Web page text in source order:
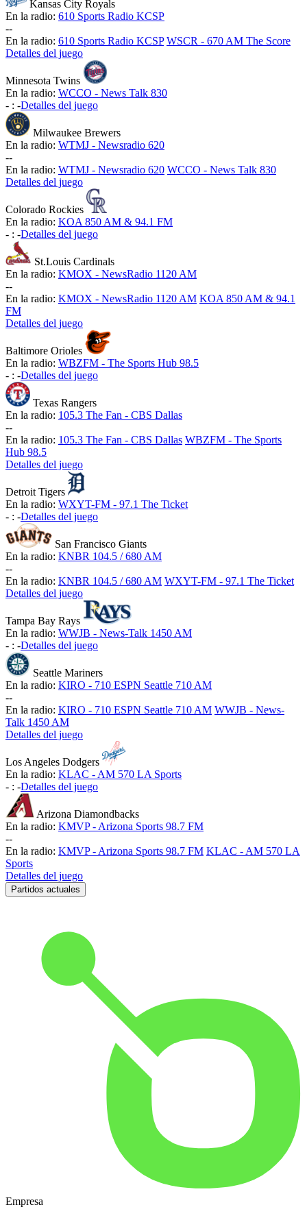
Kansas City Royals
En la radio: 610 Sports Radio KCSP
--
En la radio: 610 Sports Radio KCSP WSCR - 670 AM The Score
Detalles del juego
Minnesota Twins
En la radio: WCCO - News Talk 830
- : -Detalles del juego
Milwaukee Brewers
En la radio: WTMJ - Newsradio 620
--
En la radio: WTMJ - Newsradio 620 WCCO - News Talk 830
Detalles del juego
Colorado Rockies
En la radio: KOA 850 AM & 94.1 FM
- : -Detalles del juego
St.Louis Cardinals
En la radio: KMOX - NewsRadio 1120 AM
--
En la radio: KMOX - NewsRadio 1120 AM KOA 850 AM & 94.1
FM
Detalles del juego
Baltimore Orioles
En la radio: WBZFM - The Sports Hub 98.5
- : -Detalles del juego
Texas Rangers
En la radio: 105.3 The Fan - CBS Dallas
--
En la radio: 105.3 The Fan - CBS Dallas WBZFM - The Sports
Hub 98.5
Detalles del juego
Detroit Tigers
En la radio: WXYT-FM - 97.1 The Ticket
- : -Detalles del juego
San Francisco Giants
En la radio: KNBR 104.5 / 680 AM
--
En la radio: KNBR 104.5 / 680 AM WXYT-FM - 97.1 The Ticket
Detalles del juego
Tampa Bay Rays
En la radio: WWJB - News-Talk 1450 AM
- : -Detalles del juego
Seattle Mariners
En la radio: KIRO - 710 ESPN Seattle 710 AM
--
En la radio: KIRO - 710 ESPN Seattle 710 AM WWJB - News-
Talk 1450 AM
Detalles del juego
Los Angeles Dodgers
En la radio: KLAC - AM 570 LA Sports
- : -Detalles del juego
Arizona Diamondbacks
En la radio: KMVP - Arizona Sports 98.7 FM
--
En la radio: KMVP - Arizona Sports 98.7 FM KLAC - AM 570 LA
Sports
Detalles del juego
Partidos actuales
Empresa